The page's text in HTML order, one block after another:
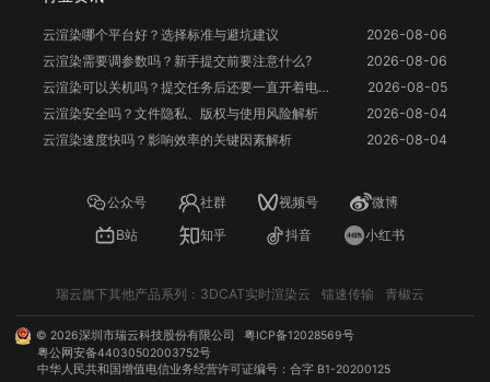
云渲染哪个平台好？选择标准与避坑建议
2026-08-06
云渲染需要调参数吗？新手提交前要注意什么?
2026-08-06
云渲染可以关机吗？提交任务后还要一直开着电脑吗？
2026-08-05
云渲染安全吗？文件隐私、版权与使用风险解析
2026-08-04
云渲染速度快吗？影响效率的关键因素解析
2026-08-04
公众号 社群 视频号
微博
B站
知乎 抖音 小红书
瑞云旗下其他产品系列： 3DCAT实时渲染云 镭速传输 青椒云
© 2026深圳市瑞云科技股份有限公司
粤ICP备12028569号
粤公网安备44030502003752号
中华人民共和国增值电信业务经营许可证编号：合字 B1-20200125